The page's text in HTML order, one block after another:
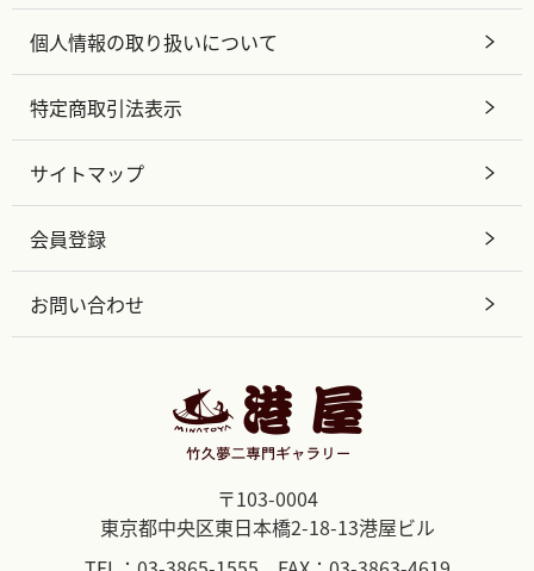
個人情報の取り扱いについて
特定商取引法表示
サイトマップ
会員登録
お問い合わせ
〒103-0004
東京都中央区東日本橋2-18-13港屋ビル